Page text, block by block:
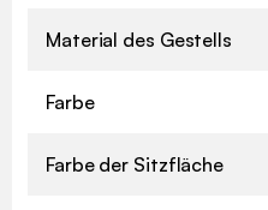
Material des Gestells
Farbe
Farbe der Sitzfläche